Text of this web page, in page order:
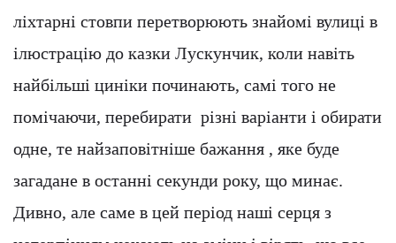
ліхтарні стовпи перетворюють знайомі вулиці в
ілюстрацію до казки Лускунчик, коли навіть
найбільші циніки починають, самі того не
помічаючи, перебирати різні варіанти і обирати
одне, те найзаповітніше бажання , яке буде
загадане в останні секунди року, що минає.
Дивно, але саме в цей період наші серця з